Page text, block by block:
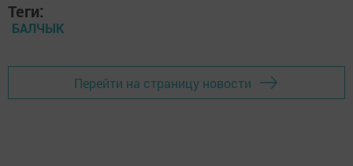
Теги:
БАЛЧЫК
Перейти на страницу новости